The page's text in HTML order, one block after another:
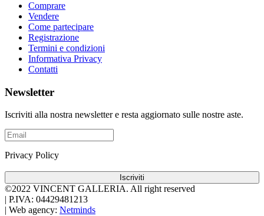
Comprare
Vendere
Come partecipare
Registrazione
Termini e condizioni
Informativa Privacy
Contatti
Newsletter
Iscriviti alla nostra newsletter e resta aggiornato sulle nostre aste.
Privacy Policy
Iscriviti
©2022 VINCENT GALLERIA. All right reserved
P.IVA: 04429481213
Web agency: Netminds